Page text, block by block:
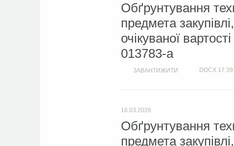
Обґрунтування
предмета
очікуваної
013783-a
ЗАВАНТИЖИТИ DOCX
16.03.2026
Обґрунтування
предмета